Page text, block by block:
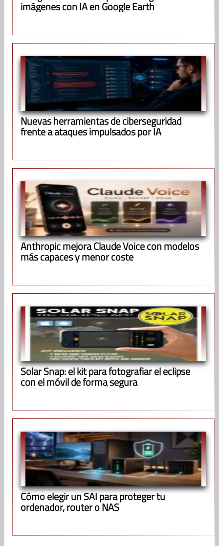
imágenes con IA en Google Earth
Nuevas herramientas de ciberseguridad
frente a ataques impulsados por IA
Anthropic mejora Claude Voice con modelos
más capaces y menor coste
Solar Snap: el kit para fotografiar el eclipse
con el móvil de forma segura
Cómo elegir un SAI para proteger tu
ordenador, router o NAS